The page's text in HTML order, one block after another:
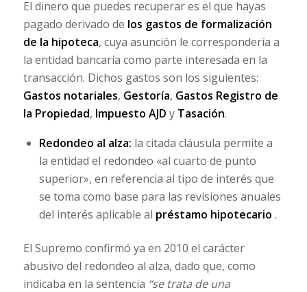
El dinero que puedes recuperar es el que hayas
pagado derivado de los gastos de formalización
de la hipoteca, cuya asunción le correspondería a
la entidad bancaria como parte interesada en la
transacción. Dichos gastos son los siguientes:
Gastos notariales, Gestoría, Gastos Registro de
la Propiedad, Impuesto AJD yTasación.
Redondeo al alza: la citada cláusula permite a
la entidad el redondeo «al cuarto de punto
superior», en referencia al tipo de interés que
se toma como base para las revisiones anuales
del interés aplicable al préstamo hipotecario .
El Supremo confirmó ya en 2010 el carácter
abusivo del redondeo al alza, dado que, como
indicaba en la sentencia “se trata de una